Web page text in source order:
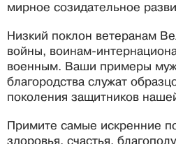
мирное созидательное
Низкий поклон ветеранам
войны, воинам-
военным. Ваши примеры
благородства служат
поколения защитников
Примите самые искренние
здоровья, счастья,